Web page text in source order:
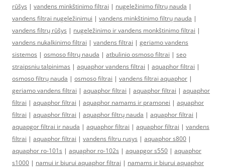
rūšys | vandens minkštinimo filtrai | nugeležinimo filtrų nauda |
vandens filtrai nugeležinimui | vandens minkštinimo filtrų nauda |
vandens filtrų rūšys | nugeležinimo ir vandens monkštinimo filtrai |
vandens nukalkinimo filtrai | vandens filtrai | geriamo vandens
sistemos | osmoso filtrų nauda | atbulinio osmoso filtrai | seo
straipsniu talpinimas | aquaphor vandens filtrai | aquaphor filtrai |
osmoso filtrų nauda | osmoso filtrai | vandens filtrai aquaphor |
geriamo vandens filtrai | aquaphor filtrai | aquaphor filtrai | aquaphor
filtrai | aquaphor filtrai | aquaphor namams ir pramonei | aquaphor
filtrai | aquaphor filtrai | aquaphor filtrų nauda | aquaphor filtrai |
aquapgor filtrai ir nauda | aquaphor filtrai | aquaphor filtrai | vandens
filtrai | aquaphor filtrai | vandens filtru rusys | aquaphor s800 |
aquaphor ro-101s | aquaphor ro-102s | aquapgor s550 | aquaphor
s1000 | namui ir biurui aquaphor filtrai | namams ir biurui aquaphor